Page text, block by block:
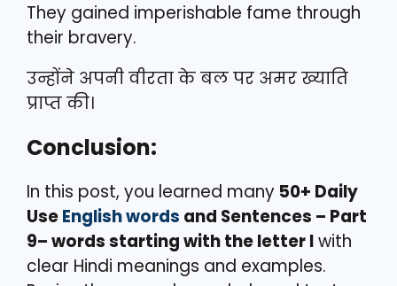
They gained imperishable fame through
their bravery.
उन्होंने अपनी वीरता के बल पर अमर ख्याति
प्राप्त की।
Conclusion:
In this post, you learned many 50+ Daily
UseEnglish words and Sentences – Part
9– words starting with the letter Iwith
clear Hindi meanings and examples.